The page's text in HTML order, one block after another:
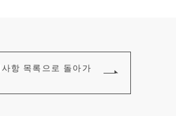
사항 목록으로 돌아가